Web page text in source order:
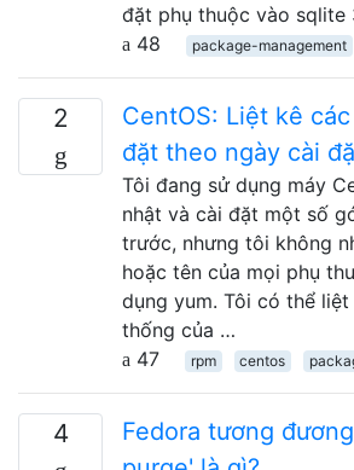
đặt phụ thuộc vào sqlite
48
package-management
2
CentOS: Liệt kê
đặt theo ngày cài
Tôi đang sử dụng máy
nhật và cài đặt một số
trước, nhưng tôi không
hoặc tên của mọi phụ
dụng yum. Tôi có thể
thống của …
47
rpm centos
4
Fedora tương